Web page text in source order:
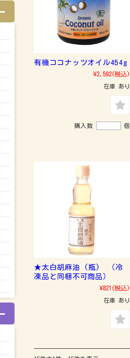
有機ココナッツオイル454g
¥2,592(税込)
在庫 あり
購入数 個
★太白胡麻油 (瓶) （冷
凍品と同梱不可商品）
¥821 (税込)
在庫 あり